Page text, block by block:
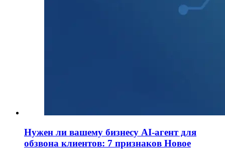
Нужен ли вашему бизнесу AI-агент для
обзвона клиентов: 7 признаков Новое